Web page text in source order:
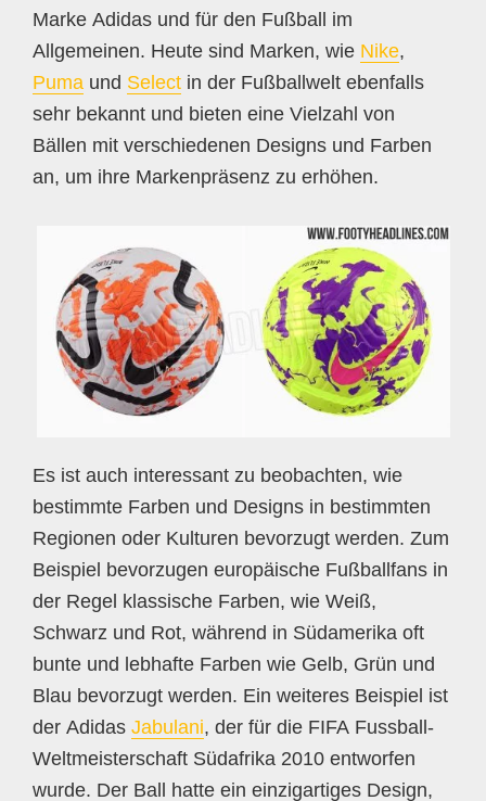
Marke Adidas und für den Fußball im
Allgemeinen. Heute sind Marken, wie Nike,
Puma und Select in der Fußballwelt ebenfalls
sehr bekannt und bieten eine Vielzahl von
Bällen mit verschiedenen Designs und Farben
an, um ihre Markenpräsenz zu erhöhen.
Es ist auch interessant zu beobachten, wie
bestimmte Farben und Designs in bestimmten
Regionen oder Kulturen bevorzugt werden. Zum
Beispiel bevorzugen europäische Fußballfans in
der Regel klassische Farben, wie Weiß,
Schwarz und Rot, während in Südamerika oft
bunte und lebhafte Farben wie Gelb, Grün und
Blau bevorzugt werden. Ein weiteres Beispiel ist
der Adidas Jabulani, der für die FIFA Fussball-
Weltmeisterschaft Südafrika 2010 entworfen
wurde. Der Ball hatte ein einzigartiges Design,